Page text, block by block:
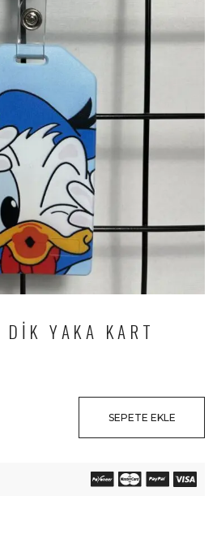
DIK YAKA KART
SEPETE EKLE